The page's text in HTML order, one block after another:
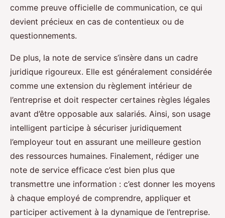
comme preuve officielle de communication, ce qui
devient précieux en cas de contentieux ou de
questionnements.
De plus, la note de service s’insère dans un cadre
juridique rigoureux. Elle est généralement considérée
comme une extension du règlement intérieur de
l’entreprise et doit respecter certaines règles légales
avant d’être opposable aux salariés. Ainsi, son usage
intelligent participe à sécuriser juridiquement
l’employeur tout en assurant une meilleure gestion
des ressources humaines. Finalement, rédiger une
note de service efficace c’est bien plus que
transmettre une information : c’est donner les moyens
à chaque employé de comprendre, appliquer et
participer activement à la dynamique de l’entreprise.